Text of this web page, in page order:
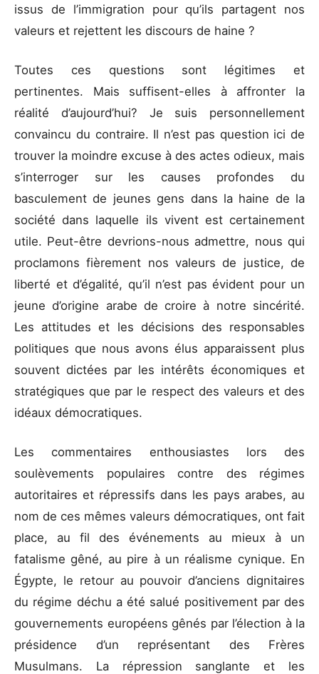
issus de l’immigration pour qu’ils partagent nos
valeurs et rejettent les discours de haine ?
Toutes ces questions sont légitimes et
pertinentes. Mais suffisent-elles à affronter la
réalité d’aujourd’hui? Je suis personnellement
convaincu du contraire. Il n’est pas question ici de
trouver la moindre excuse à des actes odieux, mais
s’interroger sur les causes profondes du
basculement de jeunes gens dans la haine de la
société dans laquelle ils vivent est certainement
utile. Peut-être devrions-nous admettre, nous qui
proclamons fièrement nos valeurs de justice, de
liberté et d’égalité, qu’il n’est pas évident pour un
jeune d’origine arabe de croire à notre sincérité.
Les attitudes et les décisions des responsables
politiques que nous avons élus apparaissent plus
souvent dictées par les intérêts économiques et
stratégiques que par le respect des valeurs et des
idéaux démocratiques.
Les commentaires enthousiastes lors des
soulèvements populaires contre des régimes
autoritaires et répressifs dans les pays arabes, au
nom de ces mêmes valeurs démocratiques, ont fait
place, au fil des événements au mieux à un
fatalisme gêné, au pire à un réalisme cynique. En
Égypte, le retour au pouvoir d’anciens dignitaires
du régime déchu a été salué positivement par des
gouvernements européens gênés par l’élection à la
présidence d’un représentant des Frères
Musulmans. La répression sanglante et les